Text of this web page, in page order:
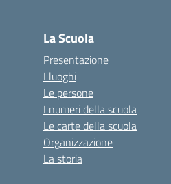
La Scuola
Presentazione
I luoghi
Le persone
I numeri della scuola
Le carte della scuola
Organizzazione
La storia